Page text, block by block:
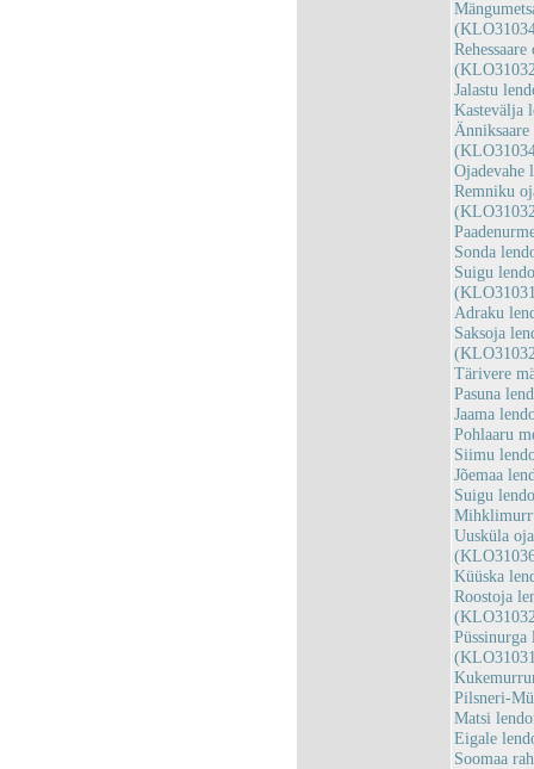
Jalastu
Kastevälja
Ojadevahe
Remniku
Sonda
Suigu
Adraku
Saksoja
Tärivere
Pasuna
Jaama
Pohlaaru
Siimu
Jõemaa
Suigu
Uusküla
Küüska
Roostoja
Püssinurga
Pilsneri-
Matsi
Eigale
Soomaa